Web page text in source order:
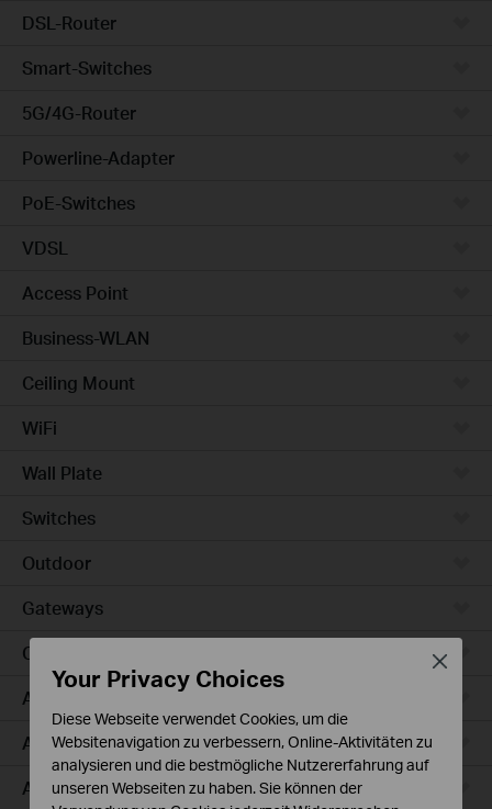
DSL-Router
Smart-Switches
5G/4G-Router
Powerline-Adapter
PoE-Switches
VDSL
Access Point
Business-WLAN
Ceiling Mount
WiFi
Wall Plate
Switches
Outdoor
Gateways
Campus
Access Max
Aggregation
Access Plus
Your Privacy Choices
Diese Webseite verwendet Cookies, um die
Websitenavigation zu verbessern, Online-Aktivitäten zu
analysieren und die bestmögliche Nutzererfahrung auf
unseren Webseiten zu haben. Sie können der
Close